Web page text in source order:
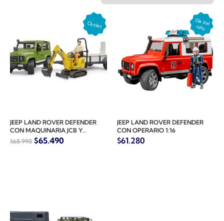
JEEP LAND ROVER DEFENDER
CON MAQUINARIA JCB Y
OPERADOR 1:16
$68.990 $65.490
JEEP LAND ROVER DEFENDER
CON OPERARIO 1:16
$61.280